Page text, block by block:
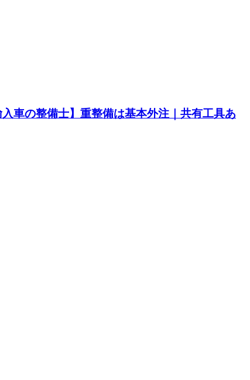
車の整備士】重整備は基本外注｜共有工具あ